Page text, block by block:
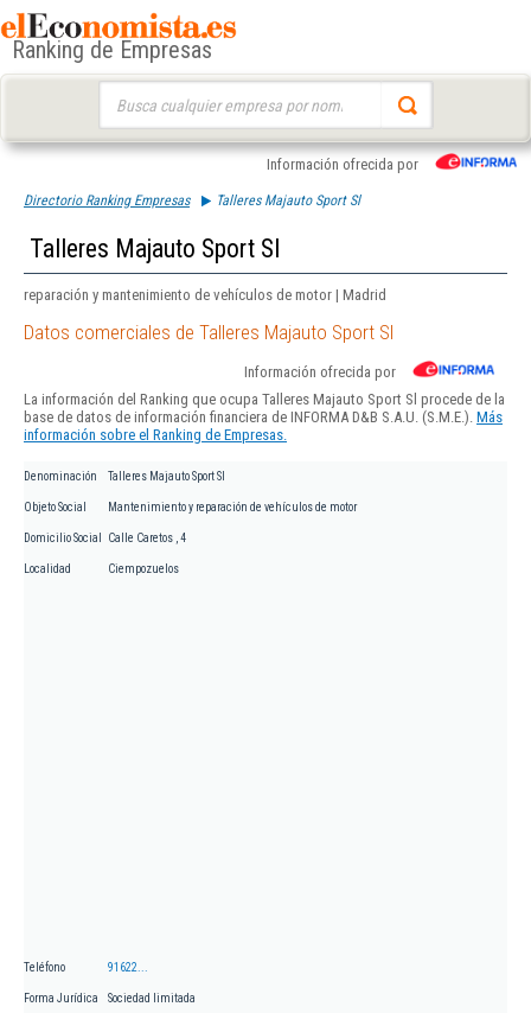
Ranking de Empresas
Información ofrecida por
Directorio Ranking Empresas Talleres Majauto Sport Sl
Talleres Majauto Sport Sl
reparación y mantenimiento de vehículos de motor | Madrid
Datos comerciales de Talleres Majauto Sport Sl
Información ofrecida por
La información del Ranking que ocupa Talleres Majauto Sport Sl procede de la
base de datos de información financiera de INFORMA D&B S.A.U. (S.M.E.). Más
información sobre el Ranking de Empresas.
Denominación Talleres Majauto Sport Sl
Objeto Social Mantenimiento y reparación de vehículos de motor
Domicilio Social Calle Caretos , 4
Localidad Ciempozuelos
Teléfono 91622...
Forma Jurídica Sociedad limitada